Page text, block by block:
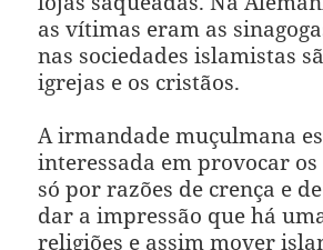
as vítimas eram as
nas sociedades islamistas
igrejas e os cristãos.
A irmandade muçulmana
interessada em provocar
só por razões de crença e
dar a impressão que há
religiões e assim mover